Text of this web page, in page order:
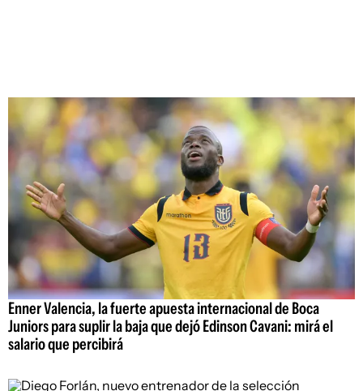
Enner Valencia, la fuerte apuesta internacional de Boca
Juniors para suplir la baja que dejó Edinson Cavani: mirá el
salario que percibirá